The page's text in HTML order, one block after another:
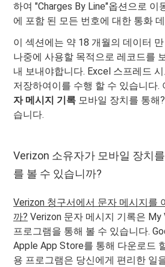
하여 "Charges By Line"옵션으로 이
에 포함 된 모든 번호에 대한 통화
이 섹션에는 약 18 ​​개월의 데이터
나중에 사용할 목적으로 레코드를
내 보내야합니다. Excel 스프레드
저장하여이를 수행 할 수 있습니다.
자 메시지 기록 모바일 장치를 통해
습니다.
Verizon 소유자가 모바일 장치
를 볼 수 있습니까?
Verizon 청구서에서 문자 메시지를
까? Verizon 문자 메시지 기록은 My
프로그램을 통해 볼 수 있습니다.
Apple App Store를 통해 다운로드
용 프로그램은 당신에게 편리한 일